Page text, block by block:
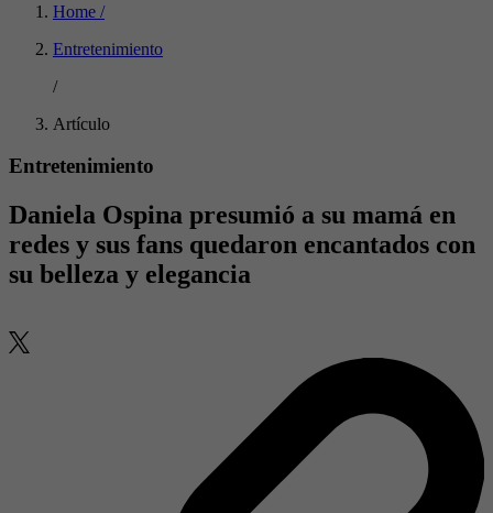
Home /
Entretenimiento
/
Artículo
Entretenimiento
Daniela Ospina presumió a su mamá en
redes y sus fans quedaron encantados con
su belleza y elegancia